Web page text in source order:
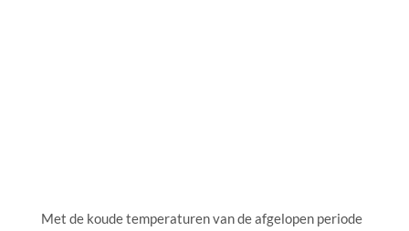
Met de koude temperaturen van de afgelopen periode